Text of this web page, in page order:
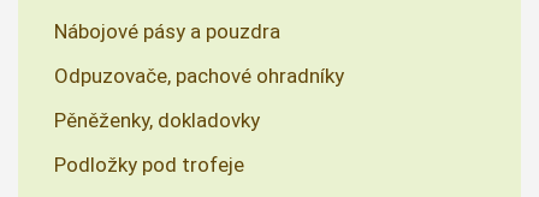
Nábojové pásy a pouzdra
Odpuzovače, pachové ohradníky
Pěněženky, dokladovky
Podložky pod trofeje